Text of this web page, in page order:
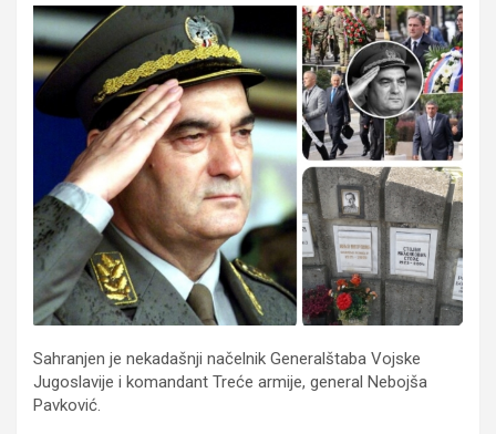
Sahranjen je nekadašnji načelnik Generalštaba Vojske
Jugoslavije i komandant Treće armije, general Nebojša
Pavković.